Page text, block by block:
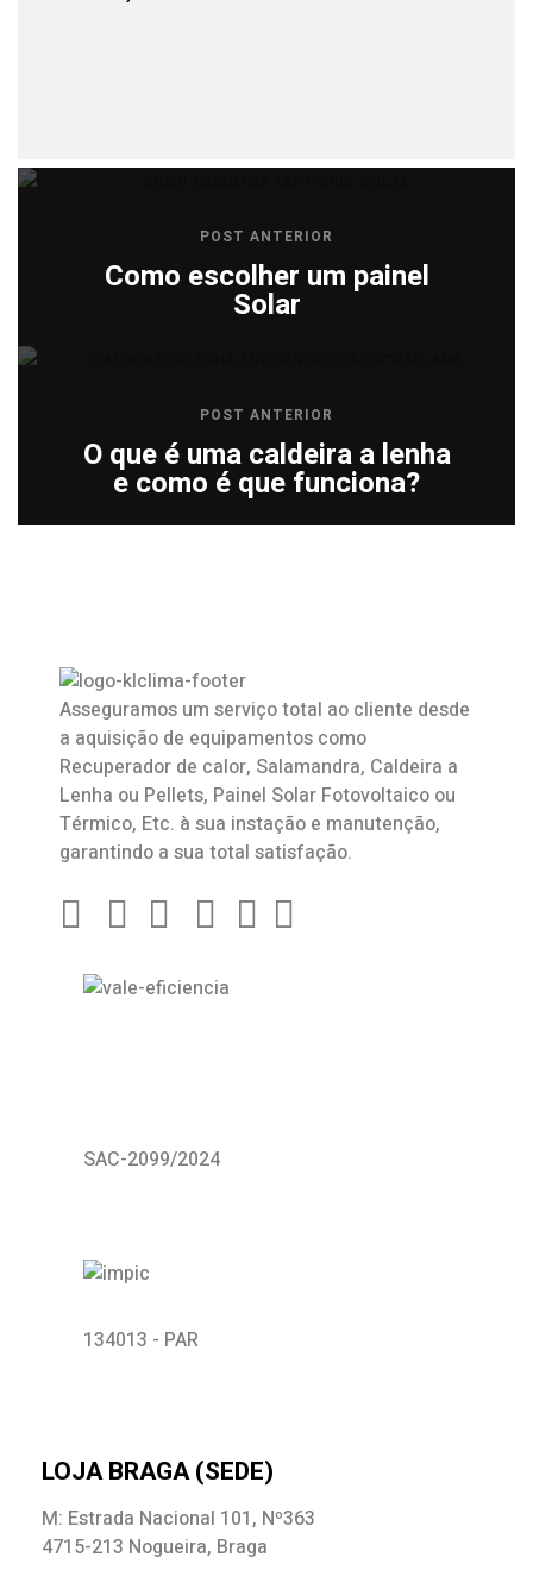
POST ANTERIOR
Como escolher um painel
Solar
POST ANTERIOR
O que é uma caldeira a lenha
e como é que funciona?
Asseguramos um serviço total ao cliente desde
a aquisição de equipamentos como
Recuperador de calor, Salamandra, Caldeira a
Lenha ou Pellets, Painel Solar Fotovoltaico ou
Térmico, Etc. à sua instação e manutenção,
garantindo a sua total satisfação.
SAC-2099/2024
134013 - PAR
LOJA BRAGA (SEDE)
M: Estrada Nacional 101, Nº363
4715-213 Nogueira, Braga